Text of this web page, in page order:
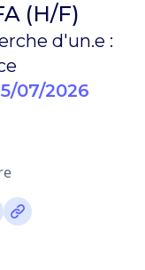
(H/F)
d'un.e :
07/2026